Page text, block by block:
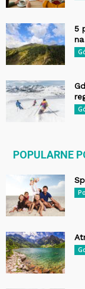
5
POPULARNE